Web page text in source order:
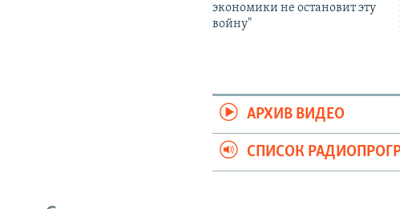
экономики не остановит эту
войну"
АРХИВ ВИДЕО
СПИСОК